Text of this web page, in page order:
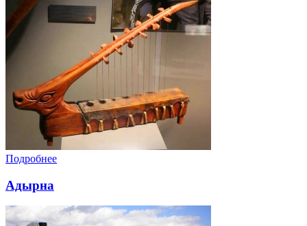
Подробнее
Адырна